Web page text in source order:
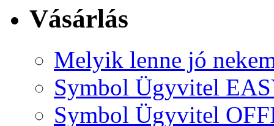
Vásárlás
Melyik lenne jó
Symbol Ügyvitel
Symbol Ügyvitel